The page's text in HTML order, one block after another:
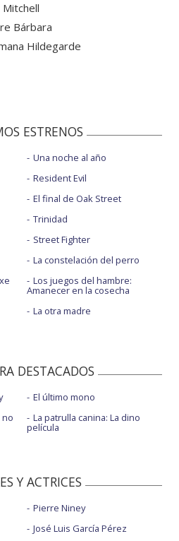
Mitchell
Bárbara
Hildegarde
ESTRENOS
Una noche al año
Resident Evil
El final de Oak Street
Trinidad
Street Fighter
La constelación del perro
Los juegos del hambre:
Amanecer en la cosecha
La otra madre
DESTACADOS
no
El último mono
La patrulla canina: La dino
película
Y ACTRICES
Pierre Niney
José Luis García Pérez